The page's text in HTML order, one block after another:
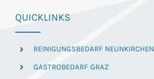
QUICKLINKS
REINIGUNGSBEDARF NEUNKIRCHEN
GASTROBEDARF GRAZ